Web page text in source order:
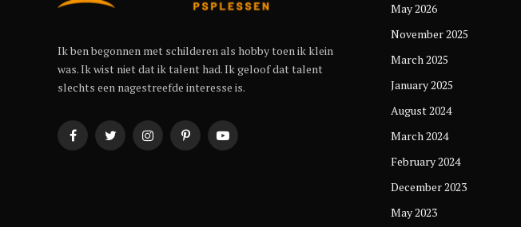
Ik ben begonnen met schilderen als hobby toen ik klein
was. Ik wist niet dat ik talent had. Ik geloof dat talent
slechts een nagestreefde interesse is.
FacebookTwitterInstagramPinterestYouTube
May 2026
November 2025
March 2025
January 2025
August 2024
March 2024
February 2024
December 2023
May 2023